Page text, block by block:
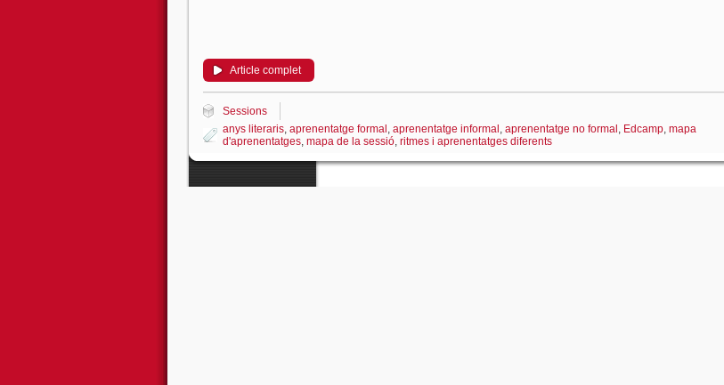
Article complet
Sessions
anys literaris, aprenentatge formal , aprenentatge informal , aprenentatge no formal , Edcamp, mapa
d'aprenentatges, mapa de la sessió, ritmes i aprenentatges diferents